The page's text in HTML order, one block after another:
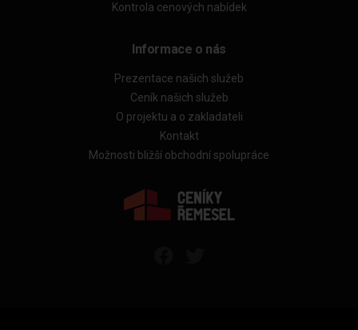
Kontrola cenových nabídek
Informace o nás
Prezentace našich služeb
Ceník našich služeb
O projektu a o zakladateli
Kontakt
Možnosti bližší obchodní spolupráce